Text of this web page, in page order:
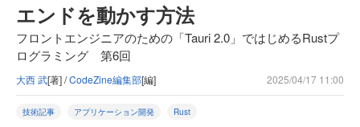
エンドを動かす方法
フロントエンジニアのための「Tauri 2.0」ではじめるRustプ
ログラミング 第6回
大西 武[著] /CodeZine編集部[編] 2025/04/17 11:00
技術記事 アプリケーション開発 Rust